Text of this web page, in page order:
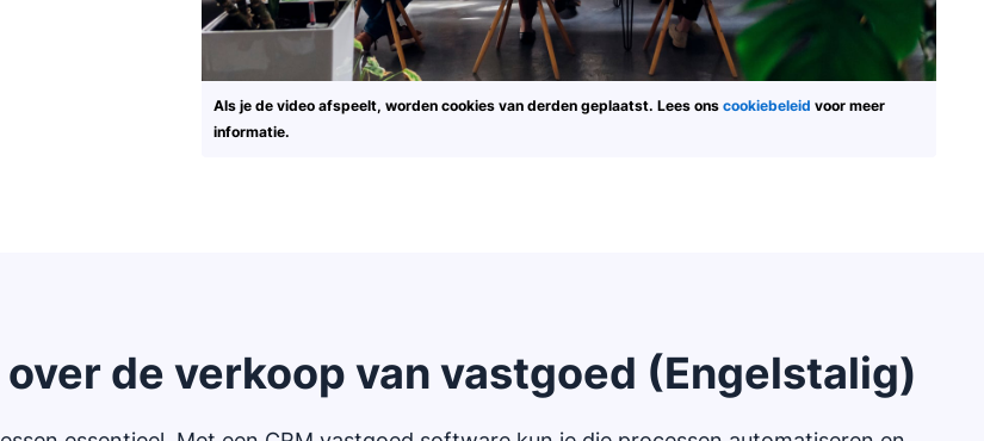
Als je de video afspeelt, worden cookies van derden geplaatst. Lees ons cookiebeleid voor meer
informatie.
de verkoop van vastgoed (Engelstalig)